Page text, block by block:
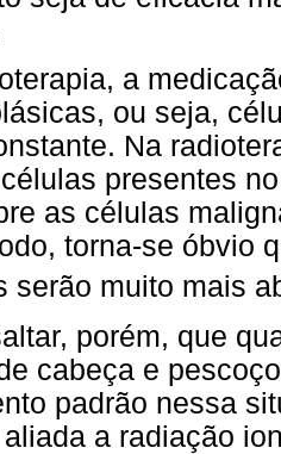
a
ou seja,
Na
presentes
as células
torna-se óbvio
serão muito mais
porém, que
cabeça e
padrão nessa
a radiação